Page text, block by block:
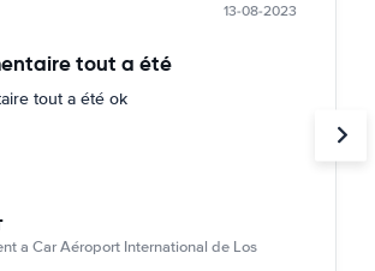
13-08-2023
tout a été
tout a été ok
a Car Aéroport International de Los